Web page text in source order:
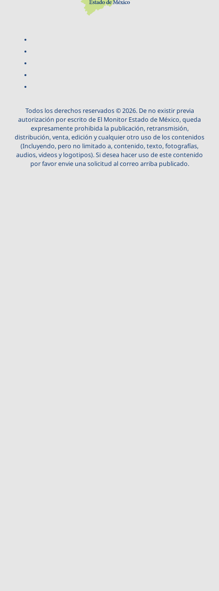
Todos los derechos reservados © 2026. De no existir previa
autorización por escrito de El Monitor Estado de México, queda
expresamente prohibida la publicación, retransmisión,
distribución, venta, edición y cualquier otro uso de los contenidos
(Incluyendo, pero no limitado a, contenido, texto, fotografías,
audios, videos y logotipos). Si desea hacer uso de este contenido
por favor envie una solicitud al correo arriba publicado.